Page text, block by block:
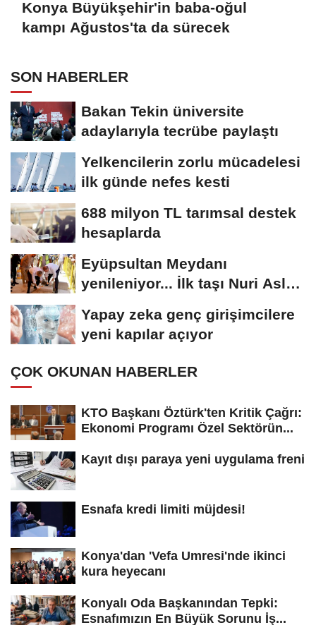
Konya Büyükşehir'in baba-oğul
kampı Ağustos'ta da sürecek
SON HABERLER
Bakan Tekin üniversite
adaylarıyla tecrübe paylaştı
Yelkencilerin zorlu mücadelesi
ilk günde nefes kesti
688 milyon TL tarımsal destek
hesaplarda
Eyüpsultan Meydanı
yenileniyor... İlk taşı Nuri Aslan
Yapay zeka genç girişimcilere
yeni kapılar açıyor
ÇOK OKUNAN HABERLER
KTO Başkanı Öztürk'ten Kritik Çağrı:
Ekonomi Programı Özel Sektörün...
Kayıt dışı paraya yeni uygulama freni
Esnafa kredi limiti müjdesi!
Konya'dan 'Vefa Umresi'nde ikinci
kura heyecanı
Konyalı Oda Başkanından Tepki:
Esnafımızın En Büyük Sorunu İş...